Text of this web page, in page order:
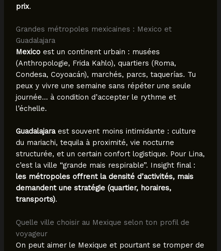
prix.
Grandes métropoles mexicaines : Mexico et
Guadalajara
Mexicoest un continent urbain : musées
(Anthropologie, Frida Kahlo), quartiers (Roma,
Condesa, Coyoacán), marchés, parcs, taquerías. Tu
peux y vivre une semaine sans répéter une seule
journée… à condition d’accepter le rythme et
l’échelle.
Guadalajaraest souvent moins intimidante : culture
du mariachi, tequila à proximité, vie nocturne
structurée, et un certain confort logistique. Pour Lina,
c’est la ville “grande mais respirable”. Insight final :
les métropoles offrent la densité d’activités, mais
demandent une stratégie (quartier, horaires,
transports).
Quelle ville choisir au Mexique selon ton profil de
voyageur
On peut aimer le Mexique et pourtant se tromper de